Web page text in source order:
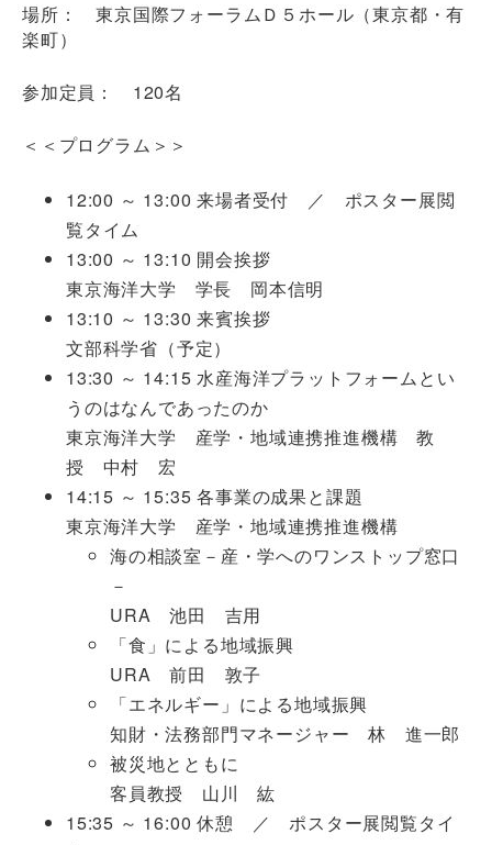
場所： 東京国際フォーラムＤ５ホール（東京都・有
楽町）
参加定員： 120名
＜＜プログラム＞＞
12:00 ～ 13:00 来場者受付 ／ ポスター展閲
覧タイム
13:00 ～ 13:10 開会挨拶
東京海洋大学 学長 岡本信明
13:10 ～ 13:30 来賓挨拶
文部科学省（予定）
13:30 ～ 14:15 水産海洋プラットフォームとい
うのはなんであったのか
東京海洋大学 産学・地域連携推進機構 教
授 中村 宏
14:15 ～ 15:35 各事業の成果と課題
東京海洋大学 産学・地域連携推進機構
海の相談室－産・学へのワンストップ窓口
－
URA 池田 吉用
「食」による地域振興
URA 前田 敦子
「エネルギー」による地域振興
知財・法務部門マネージャー 林 進一郎
被災地とともに
客員教授 山川 紘
15:35 ～ 16:00 休憩 ／ ポスター展閲覧タイ